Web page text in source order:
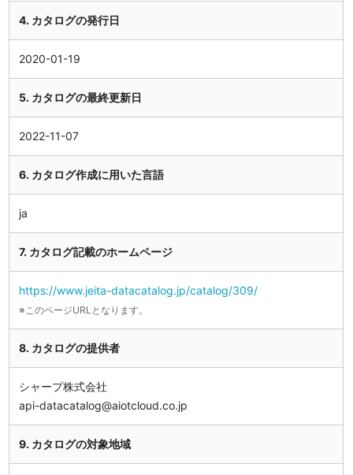
4. カタログの発行日
2020-01-19
5. カタログの最終更新日
2022-11-07
6. カタログ作成に用いた言語
ja
7. カタログ記載のホームページ
https://www.jeita-datacatalog.jp/catalog/309/
※このページURLとなります。
8. カタログの提供者
シャープ株式会社
api-datacatalog@aiotcloud.co.jp
9. カタログの対象地域